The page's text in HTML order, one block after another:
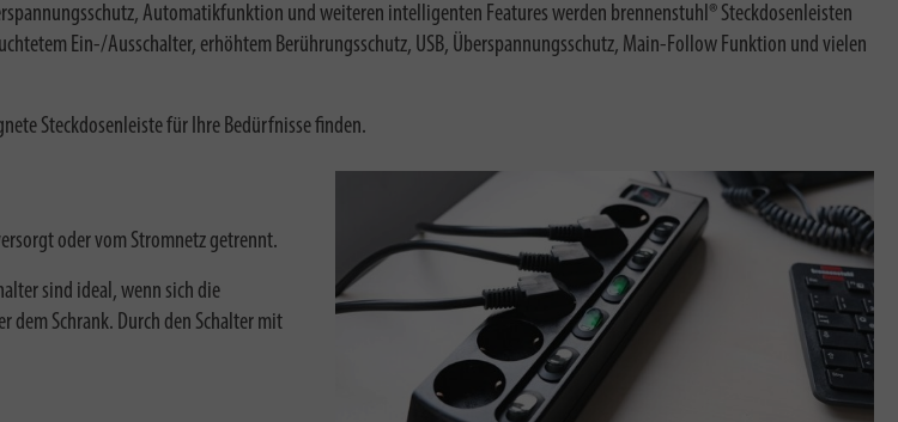
Automatikfunktion und weiteren intelligenten Features werden brennenstuhl® Steckdosenleisten
Ein-/Ausschalter, erhöhtem Berührungsschutz, USB, Überspannungsschutz, Main-Follow Funktion und vielen
Steckdosenleiste für Ihre Bedürfnisse finden.
oder vom Stromnetz getrennt.
sind ideal, wenn sich die
dem Schrank. Durch den Schalter mit